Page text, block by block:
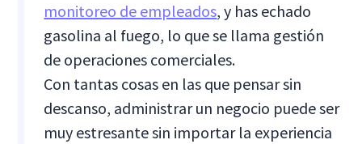
monitoreo de empleados, y has echado
gasolina al fuego, lo que se llama gestión
de operaciones comerciales.
Con tantas cosas en las que pensar sin
descanso, administrar un negocio puede ser
muy estresante sin importar la experiencia